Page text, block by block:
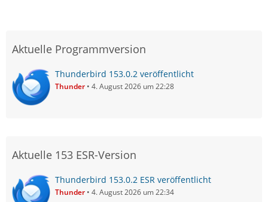
Aktuelle Programmversion
Thunderbird 153.0.2 veröffentlicht
Thunder 4. August 2026 um 22:28
Aktuelle 153 ESR-Version
Thunderbird 153.0.2 ESR veröffentlicht
Thunder 4. August 2026 um 22:34